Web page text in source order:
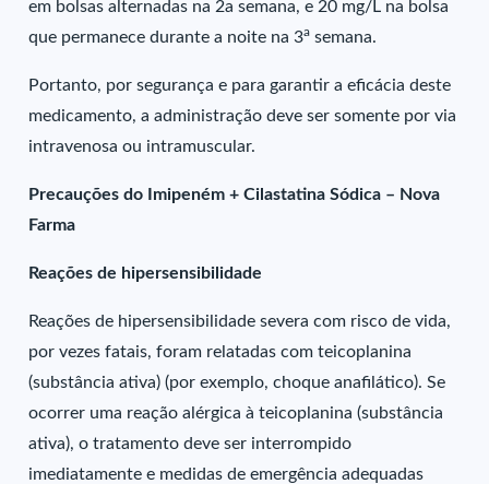
em bolsas alternadas na 2a semana, e 20 mg/L na bolsa
que permanece durante a noite na 3a semana.
Portanto, por segurança e para garantir a eficácia deste
medicamento, a administração deve ser somente por via
intravenosa ou intramuscular.
Precauções do Imipeném + Cilastatina Sódica – Nova
Farma
Reações de hipersensibilidade
Reações de hipersensibilidade severa com risco de vida,
por vezes fatais, foram relatadas com teicoplanina
(substância ativa) (por exemplo, choque anafilático). Se
ocorrer uma reação alérgica à teicoplanina (substância
ativa), o tratamento deve ser interrompido
imediatamente e medidas de emergência adequadas